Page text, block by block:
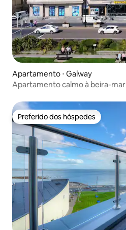
Apartamento ⋅ Galway
Apartamento calmo à beira-mar
Preferido dos hóspedes
Preferido dos hóspedes